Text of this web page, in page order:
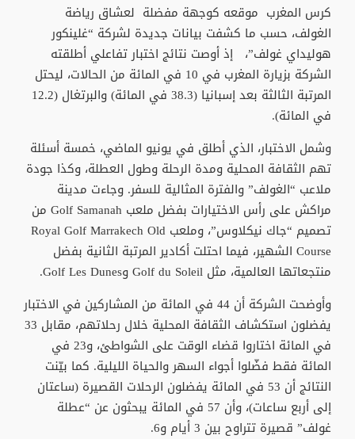
كرس المغرب موقعه كوجهة مفضلة لعشاق رياضة
الغولف، حسب ما كشفت بيانات جديدة لشركة “غلينكور
هوليداي غولف”، إذ أوصت نتائج اختبار تفاعلي أطلقته
الشركة بزيارة المغرب في 10 في المائة من الحالات، ليحتل
المرتبة الثالثة بعد إسبانيا (38.3 في المائة) والبرتغال (12.2
في المائة).
وشمل الاختبار، الذي أطلق في يونيو الماضي، خمسة أسئلة
تهم الثقافة المحلية ومدة الرحلة وطول العطلة، وكذا جودة
ملاعب “الغولف” والفترة المثالية للسفر. وجاءت مدينة
مراكش على رأس الاختيارات بفضل ملعب Golf Samanah من
تصميم “جاك نيكلاوس”، وملعب Royal Golf Marrakech Old
Course الشهير، فيما احتلت أكادير المرتبة الثانية بفضل
منتجعاتها العالمية، مثل Golf du Soleil وGolf Les Dunes.
وأوضحت الشركة أن 44 في المائة من المشاركين في الاختبار
يفضلون استكشاف الثقافة المحلية خلال رحلاتهم، مقابل 33
في المائة اختاروا قضاء الوقت على الشواطئ، و23 في
المائة فقط فضّلوا أجواء السهر والحياة الليلية. كما بيّنت
النتائج أن 53 في المائة يفضلون الرحلات القصيرة (ساعتان
إلى أربع ساعات)، وأن 57 في المائة يبحثون عن “عطلة
غولف” قصيرة تتراوح بين 3 أيام و6.